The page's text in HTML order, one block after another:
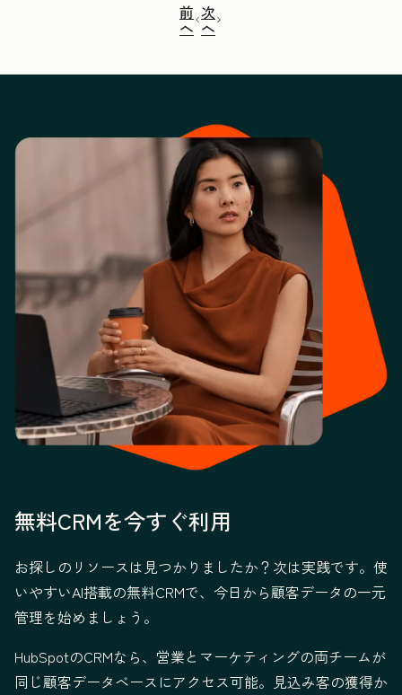
前
へ
次
へ
無料CRMを今すぐ利用
お探しのリソースは見つかりましたか？次は実践です。使
いやすいAI搭載の無料CRMで、今日から顧客データの一元
管理を始めましょう。
HubSpotのCRMなら、営業とマーケティングの両チームが
同じ顧客データベースにアクセス可能。見込み客の獲得か